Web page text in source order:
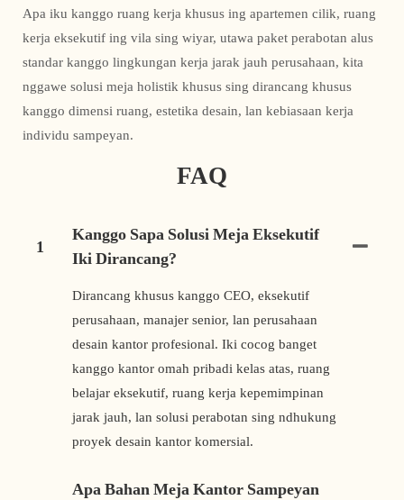
Apa iku kanggo ruang kerja khusus ing apartemen cilik, ruang
kerja eksekutif ing vila sing wiyar, utawa paket perabotan alus
standar kanggo lingkungan kerja jarak jauh perusahaan, kita
nggawe solusi meja holistik khusus sing dirancang khusus
kanggo dimensi ruang, estetika desain, lan kebiasaan kerja
individu sampeyan.
FAQ
1
Kanggo Sapa Solusi Meja Eksekutif
Iki Dirancang?
Dirancang khusus kanggo CEO, eksekutif
perusahaan, manajer senior, lan perusahaan
desain kantor profesional. Iki cocog banget
kanggo kantor omah pribadi kelas atas, ruang
belajar eksekutif, ruang kerja kepemimpinan
jarak jauh, lan solusi perabotan sing ndhukung
proyek desain kantor komersial.
Apa Bahan Meja Kantor Sampeyan